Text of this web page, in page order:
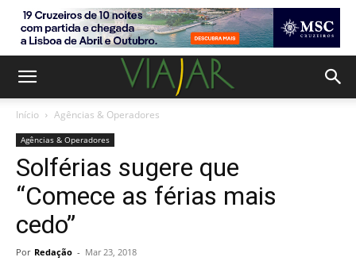
Início Agências & Operadores
Agências & Operadores
Solférias sugere que
“Comece as férias mais
cedo”
Por Redação - Mar 23, 2018